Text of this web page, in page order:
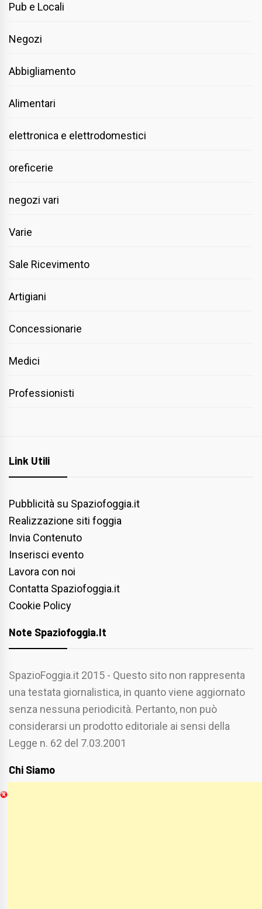
Pub e Locali
Negozi
Abbigliamento
Alimentari
elettronica e elettrodomestici
oreficerie
negozi vari
Varie
Sale Ricevimento
Artigiani
Concessionarie
Medici
Professionisti
Link Utili
Pubblicità su Spaziofoggia.it
Realizzazione siti foggia
Invia Contenuto
Inserisci evento
Lavora con noi
Contatta Spaziofoggia.it
Cookie Policy
Note Spaziofoggia.it
SpazioFoggia.it 2015 - Questo sito non rappresenta
una testata giornalistica, in quanto viene aggiornato
senza nessuna periodicità. Pertanto, non può
considerarsi un prodotto editoriale ai sensi della
Legge n. 62 del 7.03.2001
Chi Siamo